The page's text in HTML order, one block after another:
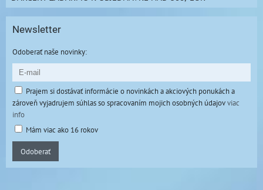
Newsletter
Odoberať naše novinky:
Prajem si dostávať informácie o novinkách a akciových ponukách a
zároveň vyjadrujem súhlas so spracovaním mojich osobných údajovviac
info
Mám viac ako 16 rokov
Odoberať